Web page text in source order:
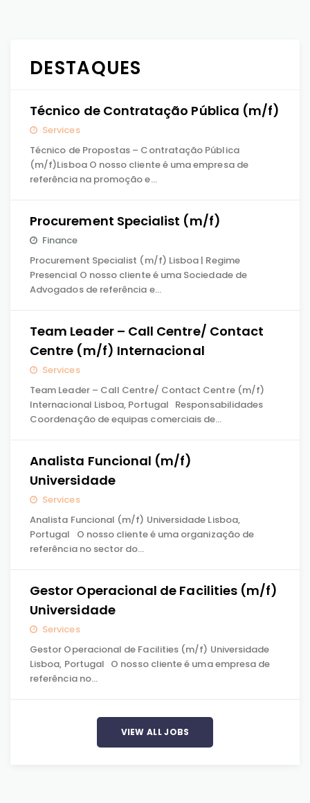
DESTAQUES
Técnico de Contratação Pública (m/f)
Services
Técnico de Propostas – Contratação Pública
(m/f)Lisboa O nosso cliente é uma empresa de
referência na promoção e…
Procurement Specialist (m/f)
Finance
Procurement Specialist (m/f) Lisboa | Regime
Presencial O nosso cliente é uma Sociedade de
Advogados de referência e…
Team Leader – Call Centre/ Contact
Centre (m/f) Internacional
Services
Team Leader – Call Centre/ Contact Centre (m/f)
Internacional Lisboa, Portugal Responsabilidades
Coordenação de equipas comerciais de…
Analista Funcional (m/f)
Universidade
Services
Analista Funcional (m/f) Universidade Lisboa,
Portugal O nosso cliente é uma organização de
referência no sector do…
Gestor Operacional de Facilities (m/f)
Universidade
Services
Gestor Operacional de Facilities (m/f) Universidade
Lisboa, Portugal O nosso cliente é uma empresa de
referência no…
VIEW ALL JOBS